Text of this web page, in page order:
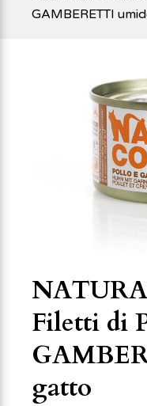
GAMBERETTI
Filetti di
gatto